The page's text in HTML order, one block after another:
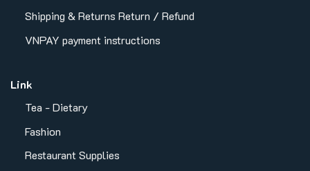
Shipping & Returns Return / Refund
VNPAY payment instructions
Link
Tea - Dietary
Fashion
Restaurant Supplies